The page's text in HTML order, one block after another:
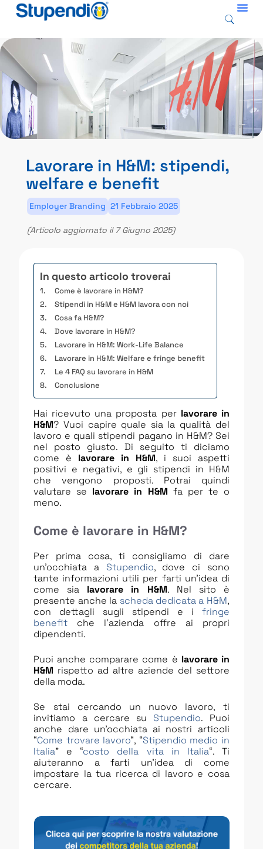
Lavorare in H&M: stipendi,
welfare e benefit
Employer Branding 21 Febbraio 2025
(Articolo aggiornato il 7 Giugno 2025)
In questo articolo troverai
Come è lavorare in H&M?
Stipendi in H&M e H&M lavora con noi
Cosa fa H&M?
Dove lavorare in H&M?
Lavorare in H&M: Work-Life Balance
Lavorare in H&M: Welfare e fringe benefit
Le 4 FAQ su lavorare in H&M
Conclusione
Hai ricevuto una proposta per lavorare in
H&M? Vuoi capire quale sia la qualità del
lavoro e quali stipendi pagano in H&M? Sei
nel posto giusto. Di seguito ti diciamo
come è lavorare in H&M, i suoi aspetti
positivi e negativi, e gli stipendi in H&M
che vengono proposti. Potrai quindi
valutare se lavorare in H&M fa per te o
meno.
Come è lavorare in H&M?
Per prima cosa, ti consigliamo di dare
un’occhiata a Stupendio, dove ci sono
tante informazioni utili per farti un’idea di
come sia lavorare in H&M. Nel sito è
presente anche la scheda dedicata a H&M,
con dettagli sugli stipendi e i fringe
benefit che l’azienda offre ai propri
dipendenti.
Puoi anche comparare come è lavorare in
H&M rispetto ad altre aziende del settore
della moda.
Se stai cercando un nuovo lavoro, ti
invitiamo a cercare suStupendio. Puoi
anche dare un’occhiata ai nostri articoli
“Come trovare lavoro“, “Stipendio medio in
Italia” e “costo della vita in Italia“. Ti
aiuteranno a farti un’idea di come
impostare la tua ricerca di lavoro e cosa
cercare.